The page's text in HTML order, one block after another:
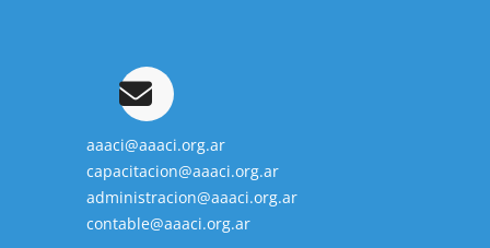
aaaci@aaaci.org.ar
capacitacion@aaaci.org.ar
administracion@aaaci.org.ar
contable@aaaci.org.ar